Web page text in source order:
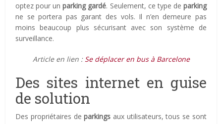
optez pour unparking gardé. Seulement, ce type de parking
ne se portera pas garant des vols. Il n’en demeure pas
moins beaucoup plus sécurisant avec son système de
surveillance.
Article en lien : Se déplacer en bus à Barcelone
Des sites internet en guise
de solution
Des propriétaires deparkings aux utilisateurs, tous se sont